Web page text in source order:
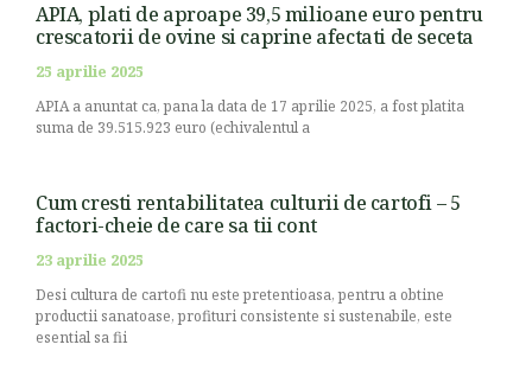
APIA, plati de aproape 39,5 milioane euro pentru
crescatorii de ovine si caprine afectati de seceta
25 aprilie 2025
APIA a anuntat ca, pana la data de 17 aprilie 2025, a fost platita
suma de 39.515.923 euro (echivalentul a
Cum cresti rentabilitatea culturii de cartofi – 5
factori-cheie de care sa tii cont
23 aprilie 2025
Desi cultura de cartofi nu este pretentioasa, pentru a obtine
productii sanatoase, profituri consistente si sustenabile, este
esential sa fii